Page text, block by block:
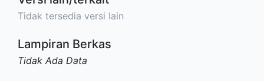
Tidak tersedia versi lain
Lampiran Berkas
Tidak Ada Data